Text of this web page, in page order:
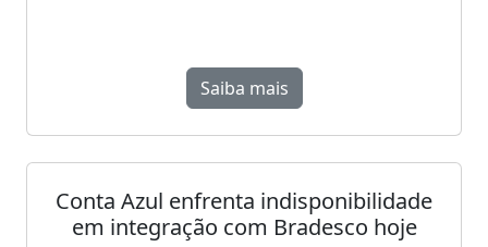
Saiba mais
Conta Azul enfrenta indisponibilidade
em integração com Bradesco hoje